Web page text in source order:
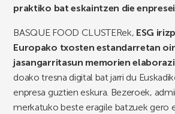
praktiko bat eskaintzen die enpresei
BASQUE FOOD CLUSTERek, ESG
Europako txosten estandarretan
jasangarritasun memorien
doako tresna digital bat jarri du
enpresa guztien eskura. Bezeroek,
merkatuko beste eragile batzuek gero